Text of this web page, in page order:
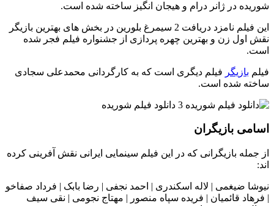
شوریده در ژانر درام و هیجان انگیز ساخته شده است.
این فیلم نامزد دریافت 2 سیمرغ بلورین در بخش های بهترین بازیگر
نقش اول زن و بهترین چهره پردازی از جشنواره فیلم فجر شده
است.
فیلم بازیگر فیلم دیگری است که به کارگردانی محمدعلی سجادی
ساخته شده است.
اسامی بازیگران
از جمله بازیگرانی که در این فیلم سینمایی ایرانی نقش آفرینی کرده
اند:
نیوشا ضیغمی | لاله اسکندری | احمد نجفی | رضا بابک | فرداد صفاخو
| فرهاد قائمیان | فریده سپاه منصور | مهتاج نجومی | نقی سیف